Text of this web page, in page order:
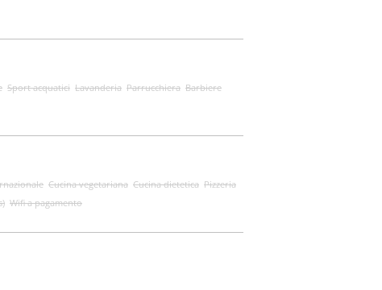
Sport acquatici Lavanderia Parrucchiera Barbiere
Cucina vegetariana Cucina dietetica Pizzeria
Wifi a pagamento